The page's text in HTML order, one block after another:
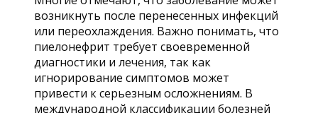
возникнуть после перенесенных инфекций
или переохлаждения. Важно понимать, что
пиелонефрит требует своевременной
диагностики и лечения, так как
игнорирование симптомов может
привести к серьезным осложнениям. В
международной классификации болезней